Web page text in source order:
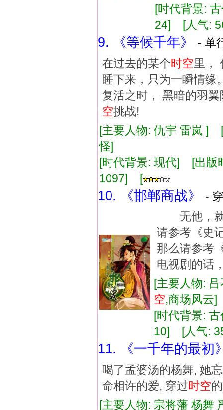
[时代背景:
24] [人气:
9. 《等候千年》
- 单
在过去的某个时空里，
睡下来，只为一瞬情缘
复活之时， 黑暗的羽翼
空挑战!
[主要人物: 仇宇 雷岚 ]
怪]
[时代背景: 现代] [出
1097] [
10. 《邯郸商战》
-
无他，
请参考《
那么请参考
电视剧的
[主要人物:
空,商场风
[时代背景:
10] [人气:
11. 《一千年的最初
喝了孟婆汤的杨舞, 她
命相许的爱, 穿过时空
[主要人物: 宗将藩 杨